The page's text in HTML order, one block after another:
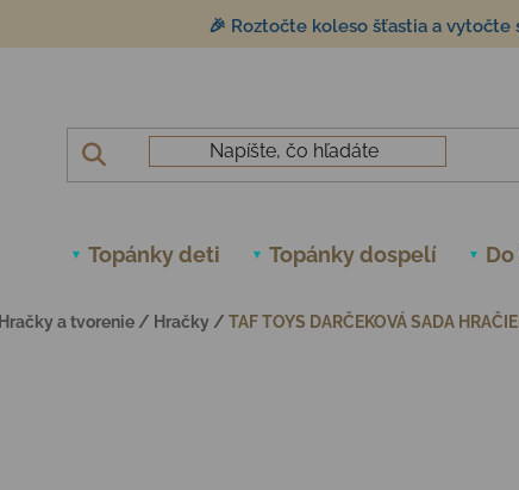
🎉 Roztočte koleso šťastia a vytočte
Topánky deti Topánky dospelí
Hračky a tvorenie / Hračky / TAF TOYS DARČEKOVÁ SADA